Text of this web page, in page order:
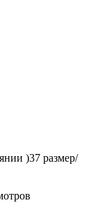
)37 размер/